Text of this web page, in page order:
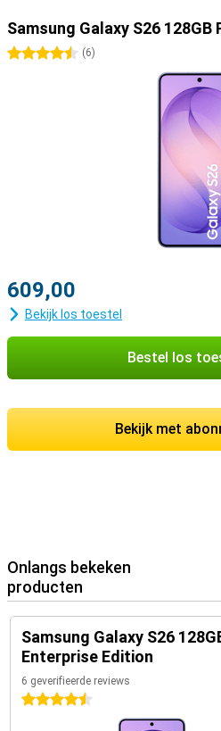
Samsung Galaxy S26
4.5 sterren
(6)
609,00
Bekijk los toestel
Bestel los
Bekijk met
Onlangs bekeken
producten
Samsung Galaxy S26
Enterprise Edition
6 geverifieerde reviews
4.5 sterren